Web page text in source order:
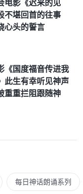
电影《迟来的见
不堪回首的往事
心头的誓言
《国度福音传进我
此生有幸听见神声
重拦阻跟随神
每日神话朗诵系列